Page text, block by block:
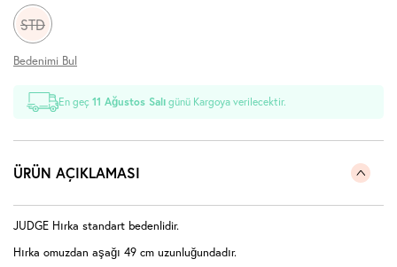
STD
Bedenimi Bul
En geç11 Ağustos Salı günü Kargoya verilecektir.
ÜRÜN AÇIKLAMASI
JUDGE Hırka standart bedenlidir.
Hırka omuzdan aşağı 49 cm uzunluğundadır.